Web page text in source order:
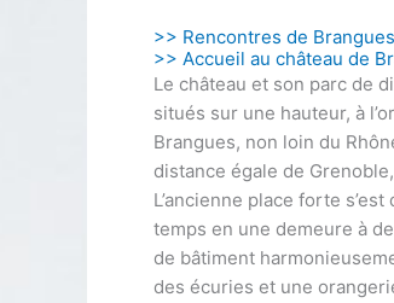
>> Rencontres de Brangues
>> Accueil au château de
Le château et son parc de
situés sur une hauteur, à
Brangues, non loin du
distance égale de
L’ancienne place forte
temps en une demeure à
de bâtiment
des écuries et une